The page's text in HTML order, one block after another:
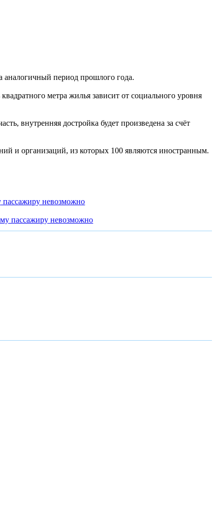
аналогичный период прошлого года.
метра жилья зависит от социального уровня
внутренняя достройка будет произведена за счёт
и организаций, из которых 100 являются иностранным.
невозможно